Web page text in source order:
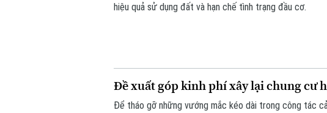
hiệu quả sử dụng đất và hạn chế tình trạng đầu cơ.
Đề xuất góp kinh phí xây lại chung cư
Để tháo gỡ những vướng mắc kéo dài trong công tác